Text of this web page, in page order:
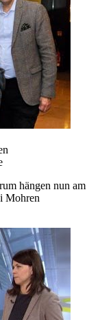
hängen nun am
Mohren